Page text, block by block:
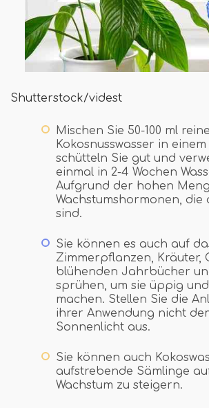
Shutterstock/videst
Mischen Sie 50-100 ml
Kokosnusswasser in einem
schütteln Sie gut und
einmal in 2-4 Wochen
Aufgrund der hohen
Wachstumshormonen,
sind.
Sie können es auch auf
Zimmerpflanzen, Kräuter,
blühenden Jahrbücher
sprühen, um sie üppig
machen. Stellen Sie die
ihrer Anwendung nicht
Sonnenlicht aus.
Sie können auch
aufstrebende Sämlinge
Wachstum zu steigern.